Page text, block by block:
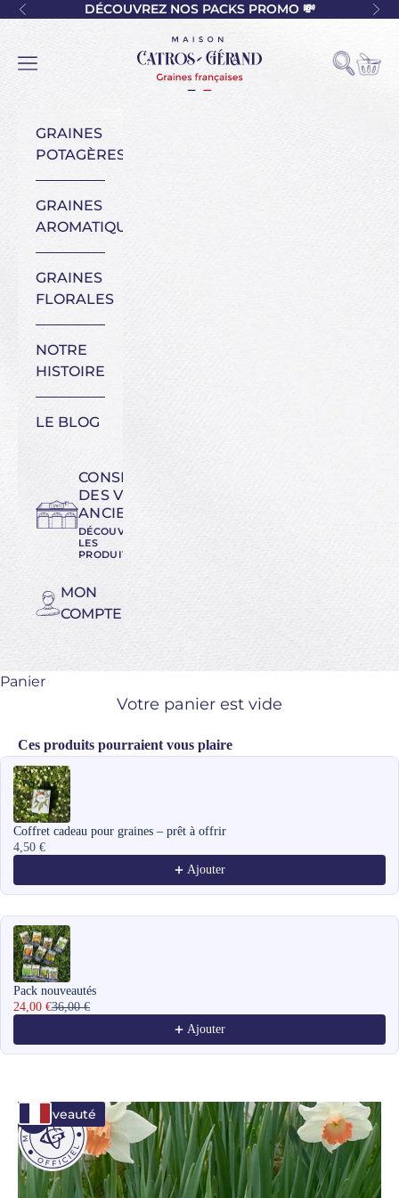
Passer au contenu
PrécédentDÉCOUVREZ NOS PACKS PROMO 💸
Maison Catros-Gérand
Ouvrir la navigation
Ouvrir la
Voir
GRAINES
POTAGÈRES
GRAINES
AROMATIQUES
GRAINES
FLORALES
NOTRE
HISTOIRE
LE BLOG
CONSERVATOIRE
DES VARIÉTÉS
ANCIENNES
DÉCOUVREZ
LES
PRODUITS
MON
COMPTE
Panier
Votre panier est vide
Ces produits pourraient vous plaire
Use the Previous and Next buttons to navigate through product
Coffret cadeau pour graines – prêt à offrir
4,50 €
Ajouter
Pack nouveautés
24,00 €36,00 €
Ajouter
Zoomer sur l'image
Nouveauté